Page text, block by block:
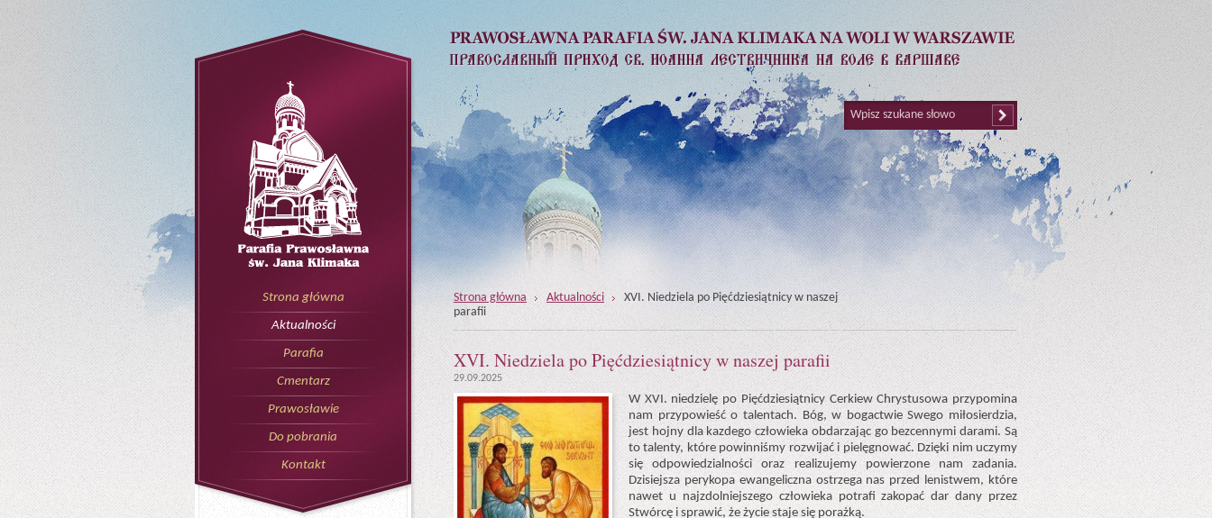
Strona główna
Aktualności
Parafia
Cmentarz
Prawosławie
Do pobrania
Kontakt
Strona główna Aktualności
XVI. Niedziela po Pięćdziesiątnicy w naszej
parafii
XVI. Niedziela po Pięćdziesiątnicy w naszej parafii
29.09.2025
W XVI. niedzielę po Pięćdziesiątnicy Cerkiew Chrystusowa przypomina
nam przypowieść o talentach. Bóg, w bogactwie Swego miłosierdzia,
jest hojny dla kazdego człowieka obdarzając go bezcennymi darami. Są
to talenty, które powinniśmy rozwijać i pielęgnować. Dzięki nim uczymy
się odpowiedzialności oraz realizujemy powierzone nam zadania.
Dzisiejsza perykopa ewangeliczna ostrzega nas przed lenistwem, które
nawet u najzdolniejszego człowieka potrafi zakopać dar dany przez
Stwórcę i sprawić, że życie staje się porażką.